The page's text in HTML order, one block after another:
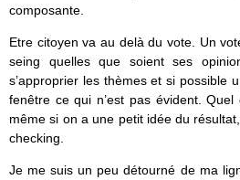
composante.
Etre citoyen va au delà du vote. Un
seing quelles que soient ses
s’approprier les thèmes et si possible
fenêtre ce qui n’est pas évident. Quel
même si on a une petit idée du
checking.
Je me suis un peu détourné de ma